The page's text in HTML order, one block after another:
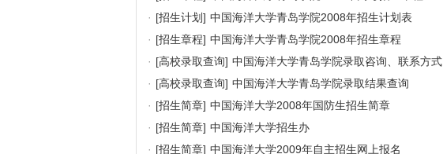
· [招生计划] 中国海洋大学青岛学院2008年招生计划表
· [招生章程] 中国海洋大学青岛学院2008年招生章程
· [高校录取查询] 中国海洋大学青岛学院录取咨询、联系方式
· [高校录取查询] 中国海洋大学青岛学院录取结果查询
· [招生简章] 中国海洋大学2008年国防生招生简章
· [招生简章] 中国海洋大学招生办
· [招生简章] 中国海洋大学2009年自主招生网上报名